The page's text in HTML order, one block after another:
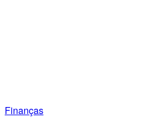
Finanças